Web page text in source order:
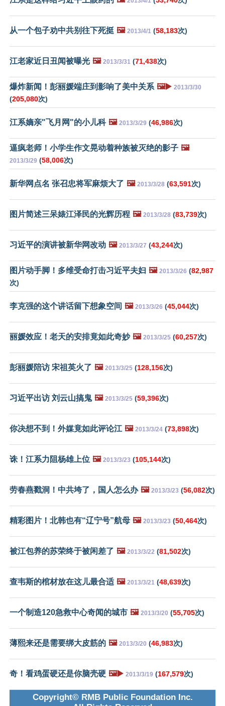
从一个包子劝中共别往下死挺 🖼️ 2013/4/1 (58,183次)
江老家近日丑闻被曝光 🖼️ 2013/3/31 (71,438次)
爆炸新闻！彭丽媛端庄到影响了美中关系 🖼️▶️ 2013/3/30
(205,080次)
江系嫡亲"飞月网"的小儿科 🖼️ 2013/3/29 (46,986次)
逼疯老师！小学生作文晃动着种族被灭绝的影子 🖼️
2013/3/29 (58,006次)
新华网点名 张召忠将军麻烦大了 🖼️ 2013/3/28 (63,591次)
图片简述三呆婊江泽民的光辉历程 🖼️ 2013/3/28 (83,739次)
习近平的演讲被新华网改动 🖼️ 2013/3/27 (43,244次)
图片动手脚！多维受命打击习近平夫妇 🖼️ 2013/3/26 (82,987
次)
李克强的这个讲话留下想象空间 🖼️ 2013/3/26 (45,044次)
丽媛效应！老天的安排竟如此奇妙 🖼️ 2013/3/25 (60,257次)
彭丽媛陪访 宋祖英火了 🖼️ 2013/3/25 (128,156次)
习近平出访 刘云山搞鬼 🖼️ 2013/3/25 (59,396次)
你决想不到！外媒竟如此评论江 🖼️ 2013/3/24 (73,898次)
诛！江系力阻杨雄上位 🖼️ 2013/3/23 (105,144次)
劳春燕戳洞！中共垮了，国人怎么办 🖼️ 2013/3/23 (56,082次)
精彩图片！北韩也有“辽宁号”航母 🖼️ 2013/3/23 (50,464次)
被江包养的苏荣终于被闲差了 🖼️ 2013/3/22 (81,502次)
查韦斯的棺材放在这儿最合适 🖼️ 2013/3/21 (48,639次)
一个制造120急救中心奇闻的城市 🖼️ 2013/3/20 (55,705次)
薄熙来还是需要绑大皮筋的 🖼️ 2013/3/20 (46,983次)
奇！看鸡蛋硬还是你脑壳硬 🖼️▶️ 2013/3/19 (167,579次)
Copyright© RMB Public Foundation Inc.